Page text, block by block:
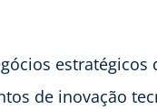
de inovação